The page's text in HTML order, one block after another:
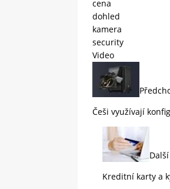
cena
dohled
kamera
security
Video
Češi využívají
Další
Kreditní karty a